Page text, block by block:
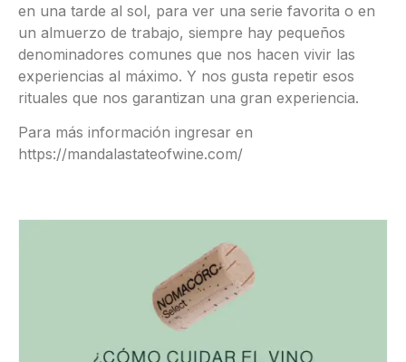
en una tarde al sol, para ver una serie favorita o en
un almuerzo de trabajo, siempre hay pequeños
denominadores comunes que nos hacen vivir las
experiencias al máximo. Y nos gusta repetir esos
rituales que nos garantizan una gran experiencia.
Para más información ingresar en
https://mandalastateofwine.com/